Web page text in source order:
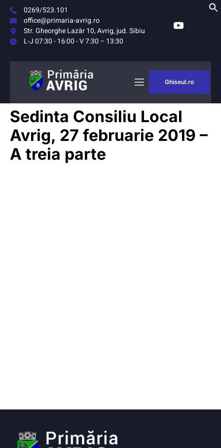
0269/523.101
office@primaria-avrig.ro
Str. Gheorghe Lazăr 10, Avrig, jud. Sibiu
L-J 07:30 - 16:00 - V 7:30 – 13:30
Ghiseul.ro
Sedinta Consiliu Local
Avrig, 27 februarie 2019 –
A treia parte